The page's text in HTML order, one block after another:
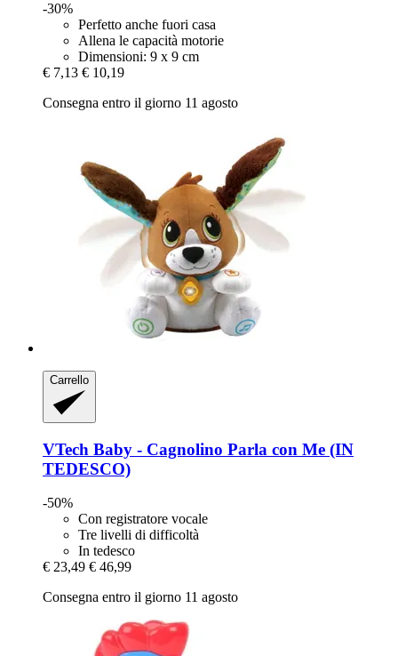
-30%
Perfetto anche fuori casa
Allena le capacità motorie
Dimensioni: 9 x 9 cm
€ 7,13 € 10,19
Consegna entro il giorno 11 agosto
Carrello
VTech Baby -​ Cagnolino Parla con Me (IN
TEDESCO)
-50%
Con registratore vocale
Tre livelli di difficoltà
In tedesco
€ 23,49 € 46,99
Consegna entro il giorno 11 agosto